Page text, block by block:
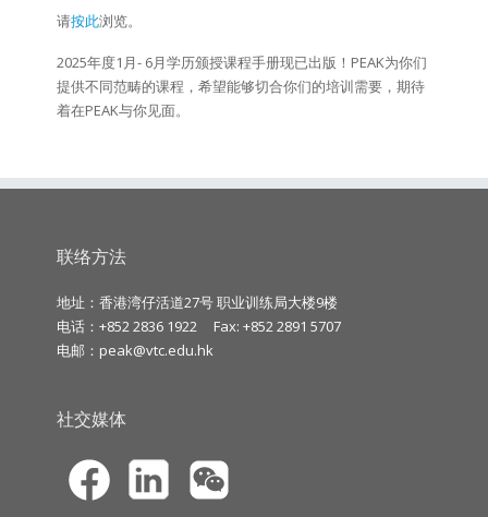
请按此浏览。
2025年度1月- 6月学历颁授课程手册现已出版！PEAK为你们
提供不同范畴的课程，希望能够切合你们的培训需要，期待
着在PEAK与你见面。
联络方法
地址：香港湾仔活道27号 职业训练局大楼9楼
电话：+852 2836 1922
Fax: +852 2891 5707
电邮： peak@vtc.edu.hk
社交媒体